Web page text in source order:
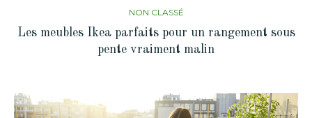
NON CLASSÉ
Les meubles Ikea parfaits pour un rangement sous
pente vraiment malin